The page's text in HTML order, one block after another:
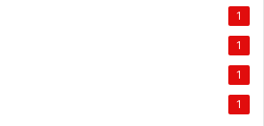
1
1
1
1